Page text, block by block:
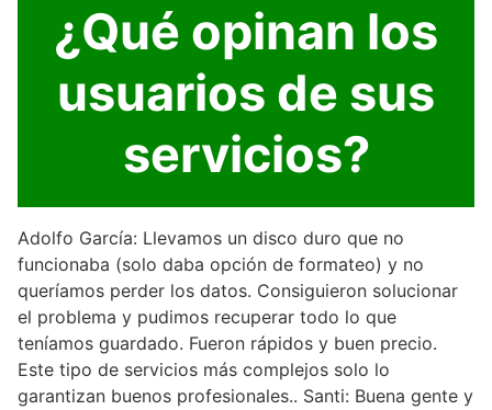
¿Qué opinan los
usuarios de sus
servicios?
Adolfo García: Llevamos un disco duro que no
funcionaba (solo daba opción de formateo) y no
queríamos perder los datos. Consiguieron solucionar
el problema y pudimos recuperar todo lo que
teníamos guardado. Fueron rápidos y buen precio.
Este tipo de servicios más complejos solo lo
garantizan buenos profesionales.. Santi: Buena gente y